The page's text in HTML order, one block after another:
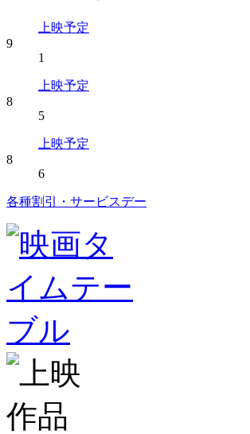
上映予定
9
1
上映予定
8
5
上映予定
8
6
各種割引・サービスデー